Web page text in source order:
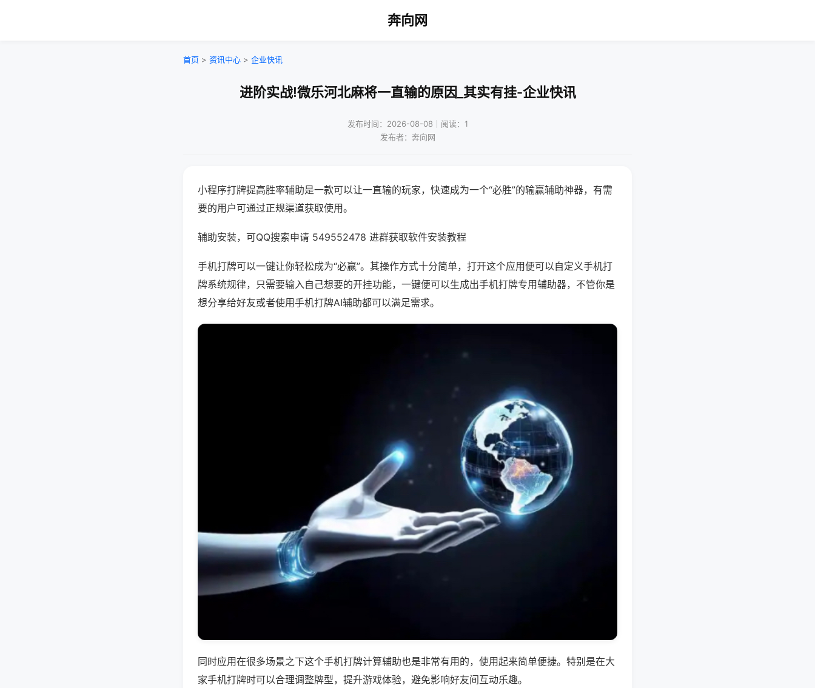
奔向网
首页 > 资讯中心 > 企业快讯
进阶实战!微乐河北麻将一直输的原因_其实有挂-企业快讯
发布时间：2026-08-08｜阅读：1
发布者：奔向网
小程序打牌提高胜率辅助是一款可以让一直输的玩家，快速成为一个“必胜”的输赢辅助神器，有需
要的用户可通过正规渠道获取使用。
辅助安装，可QQ搜索申请 549552478 进群获取软件安装教程
手机打牌可以一键让你轻松成为“必赢”。其操作方式十分简单，打开这个应用便可以自定义手机打
牌系统规律，只需要输入自己想要的开挂功能，一键便可以生成出手机打牌专用辅助器，不管你是
想分享给好友或者使用手机打牌AI辅助都可以满足需求。
同时应用在很多场景之下这个手机打牌计算辅助也是非常有用的，使用起来简单便捷。特别是在大
家手机打牌时可以合理调整牌型，提升游戏体验，避免影响好友间互动乐趣。